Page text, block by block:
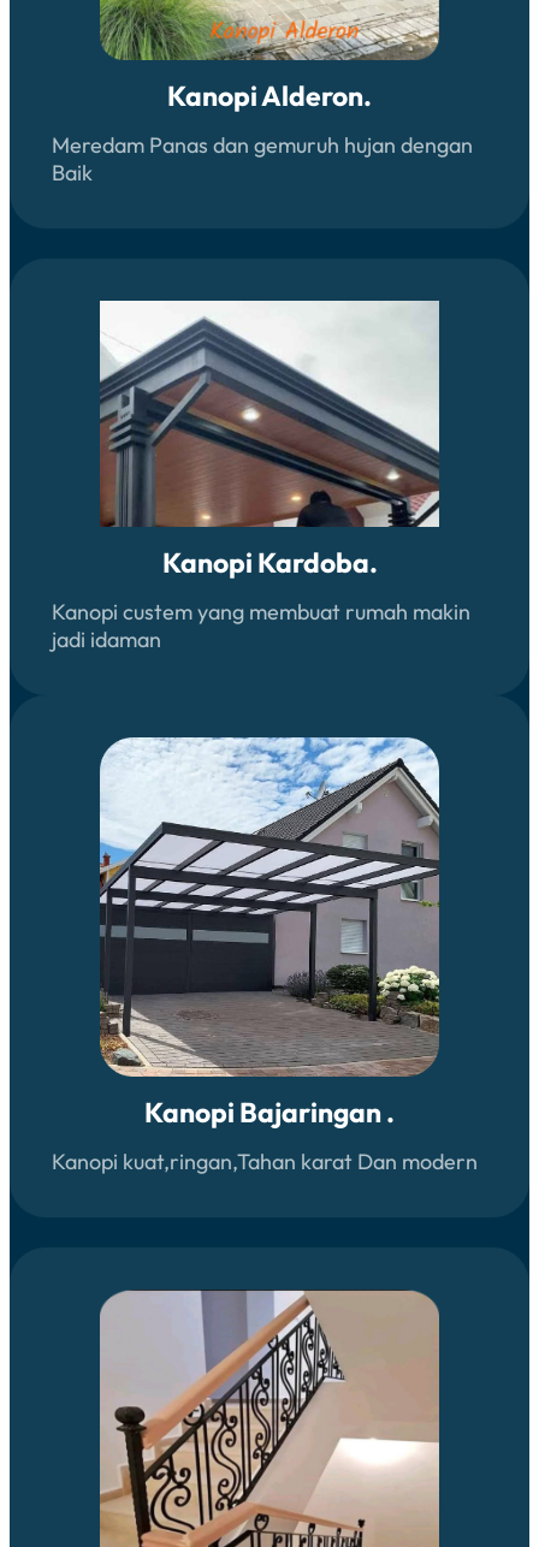
Kanopi Alderon.
Meredam Panas dan gemuruh hujan dengan
Baik
Kanopi Kardoba.
Kanopi custem yang membuat rumah makin
jadi idaman
Kanopi Bajaringan .
Kanopi kuat,ringan,Tahan karat Dan modern